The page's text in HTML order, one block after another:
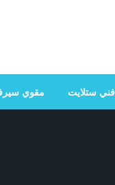
فني ستلايت مقوي